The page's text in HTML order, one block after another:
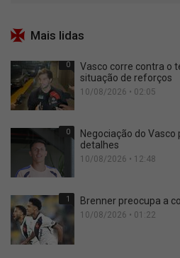
Mais lidas
0
Vasco corre contra o
situação de reforços
10/08/2026 • 02:05
0
Negociação do
detalhes
10/08/2026 • 12:48
1 Brenner preocupa a
10/08/2026 • 01:22